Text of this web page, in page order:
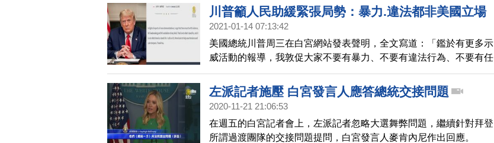
域成就，以及對抗中共；川普強調，他的執政議程，不是考量黨派，
而是整個國家利益；川普還說，我為人民與國家而戰，權力移交，只
川普籲人民助緩緊張局勢：暴力.違法都非美國立場
2021-01-14 07:13:42
美國總統川普周三在白宮網站發表聲明，全文寫道：「鑑於有更多示
威活動的報導，我敦促大家不要有暴力、不要有違法行為、不要有任
何形式的破壞行為。這不是我所主張的，也不是美國所主張的。我呼
籲所有美國人幫助緩解緊張局勢，保持冷靜。謝謝大家。」國民警衛
隊局長稱，在1月20日拜登就職典禮，將會有多達1萬5千名國民警衛
左派記者施壓 白宮發言人應答總統交接問題
2020-11-21 21:06:53
在週五的白宮記者會上，左派記者忽略大選舞弊問題，繼續針對拜登
所謂過渡團隊的交接問題提問，白宮發言人麥肯內尼作出回應。